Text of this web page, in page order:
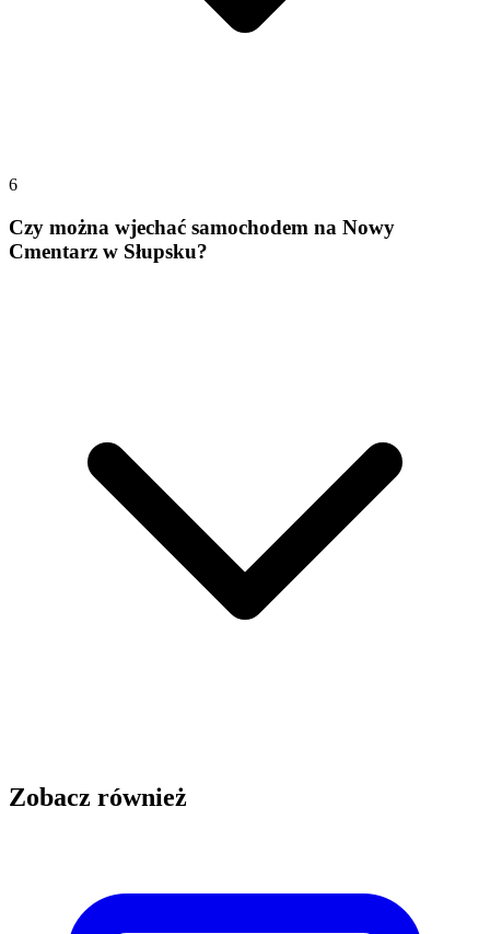
6
Czy można wjechać samochodem na Nowy
Cmentarz w Słupsku?
Zobacz również